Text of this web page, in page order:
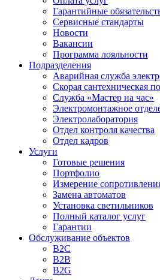
Гарантийные
Сервисные стандарты
Новости
Вакансии
Программа лояльности
Подразделения
Аварийная служба
Скорая сантехническая
Служба «Мастер на час»
Электромонтажное
Электролаборатория
Отдел контроля качества
Отдел кадров
Услуги
Готовые решения
Портфолио
Измерение
Замена автоматов
Установка светильников
Полный каталог услуг
Гарантии
Обслуживание объектов
B2C
B2B
B2G